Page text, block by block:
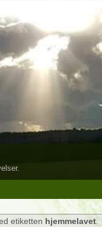
etiketten hjemmelavet.